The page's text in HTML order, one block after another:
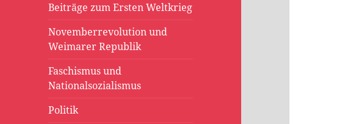
Beiträge zum Ersten Weltkrieg
Novemberrevolution und
Weimarer Republik
Faschismus und
Nationalsozialismus
Politik